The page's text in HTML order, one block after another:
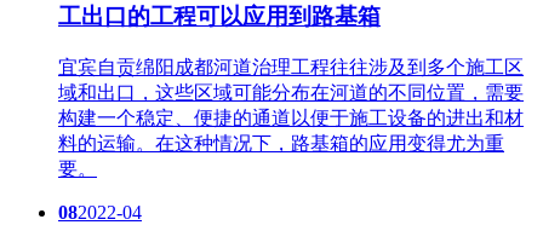
工出口的工程可以应用到路基箱
宜宾自贡绵阳成都河道治理工程往往涉及到多个施工区
域和出口，这些区域可能分布在河道的不同位置，需要
构建一个稳定、便捷的通道以便于施工设备的进出和材
料的运输。在这种情况下，路基箱的应用变得尤为重
要。
082022-04